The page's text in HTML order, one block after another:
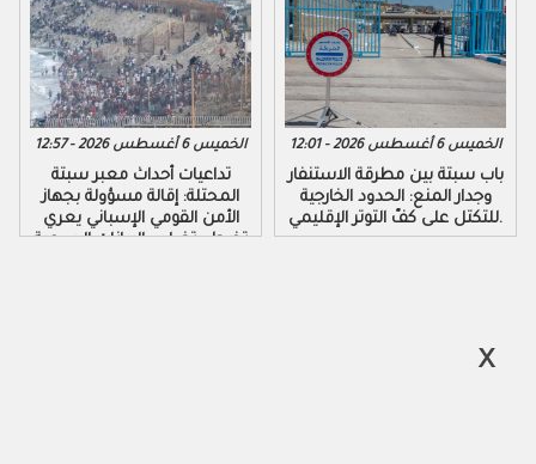
الخميس 6 أغسطس 2026 - 12:57
تداعيات أحداث معبر سبتة
المحتلة: إقالة مسؤولة بجهاز
الأمن القومي الإسباني يعري
تخبط وتضارب البيانات الرسمية
الخميس 6 أغسطس 2026 - 12:01
باب سبتة بين مطرقة الاستنفار
وجدار المنع: الحدود الخارجية
للتكتل على كفّ التوتر الإقليمي.